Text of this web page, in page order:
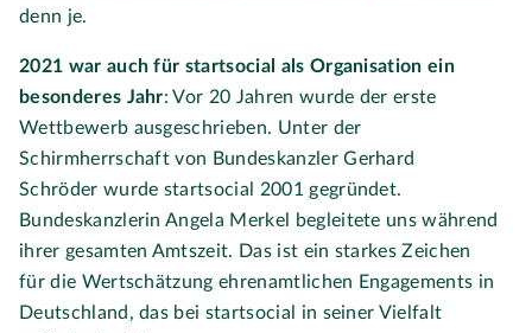
denn je.
2021 war auch für startsocial als Organisation ein
besonderes Jahr: Vor 20 Jahren wurde der erste
Wettbewerb ausgeschrieben. Unter der
Schirmherrschaft von Bundeskanzler Gerhard
Schröder wurde startsocial 2001 gegründet.
Bundeskanzlerin Angela Merkel begleitete uns während
ihrer gesamten Amtszeit. Das ist ein starkes Zeichen
für die Wertschätzung ehrenamtlichen Engagements in
Deutschland, das bei startsocial in seiner Vielfalt